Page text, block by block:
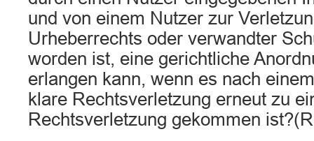
und von einem Nutzer zur
Urheberrechts oder verwandter
worden ist, eine gerichtliche
erlangen kann, wenn es nach
klare Rechtsverletzung erneut zu
Rechtsverletzung gekommen